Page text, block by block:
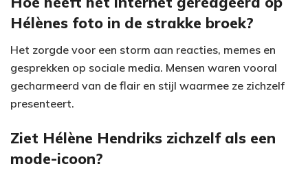
Hélènes foto in de strakke broek?
Het zorgde voor een storm aan reacties, memes en
gesprekken op sociale media. Mensen waren vooral
gecharmeerd van de flair en stijl waarmee ze zichzelf
presenteert.
Ziet Hélène Hendriks zichzelf als een
mode-icoon?